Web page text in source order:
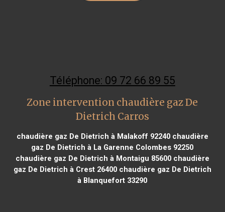
Téléphone: 09 72 66 89 55
Zone intervention chaudière gaz De
Dietrich Carros
chaudière gaz De Dietrich à Malakoff 92240chaudière
gaz De Dietrich à La Garenne Colombes 92250
chaudière gaz De Dietrich à Montaigu 85600chaudière
gaz De Dietrich à Crest 26400chaudière gaz De Dietrich
à Blanquefort 33290